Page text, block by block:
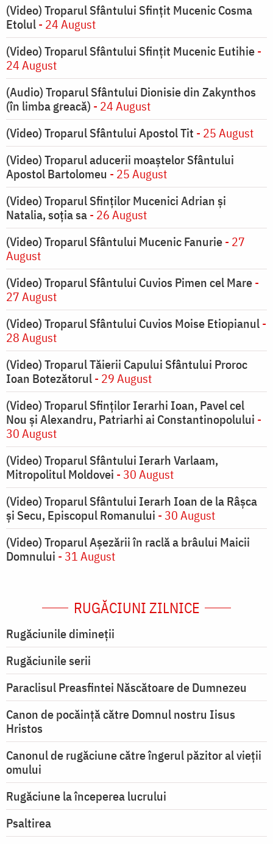
(Video) Troparul Sfântului Sfințit Mucenic Cosma
Etolul- 24 August
(Video) Troparul Sfântului Sfințit Mucenic Eutihie-
24 August
(Audio) Troparul Sfântului Dionisie din Zakynthos
(în limba greacă) - 24 August
(Video) Troparul Sfântului Apostol Tit - 25 August
(Video) Troparul aducerii moaștelor Sfântului
Apostol Bartolomeu - 25 August
(Video) Troparul Sfinților Mucenici Adrian și
Natalia, soția sa- 26 August
(Video) Troparul Sfântului Mucenic Fanurie- 27
August
(Video) Troparul Sfântului Cuvios Pimen cel Mare-
27 August
(Video) Troparul Sfântului Cuvios Moise Etiopianul-
28 August
(Video) Troparul Tăierii Capului Sfântului Proroc
Ioan Botezătorul- 29 August
(Video) Troparul Sfinților Ierarhi Ioan, Pavel cel
Nou și Alexandru, Patriarhi ai Constantinopolului -
30 August
(Video) Troparul Sfântului Ierarh Varlaam,
Mitropolitul Moldovei - 30 August
(Video) Troparul Sfântului Ierarh Ioan de la Râșca
și Secu, Episcopul Romanului - 30 August
(Video) Troparul Așezării în raclă a brâului Maicii
Domnului - 31 August
RUGĂCIUNI ZILNICE
Rugăciunile dimineții
Rugăciunile serii
Paraclisul Preasfintei Născătoare de Dumnezeu
Canon de pocăință către Domnul nostru Iisus
Hristos
Canonul de rugăciune către îngerul păzitor al vieții
omului
Rugăciune la începerea lucrului
Psaltirea